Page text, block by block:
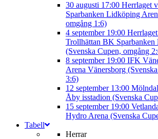
30 augusti 17:00 Herrlaget
Sparbanken Lidköping
omgång 1:6)
4 september 19:00
Trollhättan BK
(Svenska Cupen, omgång
8 september 19:00 IFK
Arena Vänersborg
3:6)
12 september 13:00
Åby isstadion (Svenska
15 september 19:00
Hydro Arena (Svenska
Tabell
Herrar